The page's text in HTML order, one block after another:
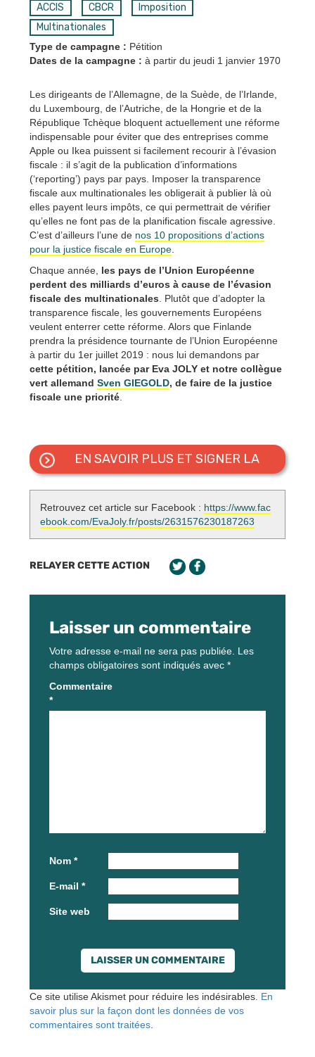
ACCIS CBCR
Imposition
Multinationales
Type de campagne : Pétition
Dates de la campagne : à partir du jeudi 1 janvier 1970
Les dirigeants de l’Allemagne, de la Suède, de l’Irlande,
du Luxembourg, de l’Autriche, de la Hongrie et de la
République Tchèque bloquent actuellement une réforme
indispensable pour éviter que des entreprises comme
Apple ou Ikea puissent si facilement recourir à l’évasion
fiscale : il s’agit de la publication d’informations
(‘reporting’) pays par pays. Imposer la transparence
fiscale aux multinationales les obligerait à publier là où
elles payent leurs impôts, ce qui permettrait de vérifier
qu’elles ne font pas de la planification fiscale agressive.
C’est d’ailleurs l’une de nos 10 propositions d’actions
pour la justice fiscale en Europe
Chaque année, les pays de l’Union Européenne
perdent des milliards d’euros à cause de l’évasion
fiscale des multinationales . Plutôt que d’adopter la
transparence fiscale, les gouvernements Européens
veulent enterrer cette réforme. Alors que Finlande
prendra la présidence tournante de l’Union Européenne
à partir du 1er juillet 2019 : nous lui demandons par
cette pétition, lancée par Eva JOLY et notre collègue
vert allemand Sven GIEGOLD, de faire de la justice
fiscale une priorité
EN SAVOIR PLUS ET SIGNER LA
Retrouvez cet article sur Facebook : https://www.fac
ebook.com/EvaJoly.fr/posts/2631576230187263
RELAYER CETTE ACTION
Laisser un commentaire
Votre adresse e-mail ne sera pas publiée. Les
champs obligatoires sont indiqués avec *
Commentaire
*
Nom *
E-mail *
Site web
Ce site utilise Akismet pour réduire les indésirables. En
savoir plus sur la façon dont les données de vos
commentaires sont traitées